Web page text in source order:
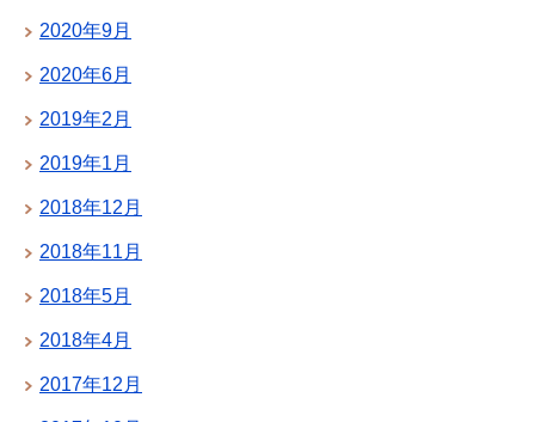
2020年9月
2020年6月
2019年2月
2019年1月
2018年12月
2018年11月
2018年5月
2018年4月
2017年12月